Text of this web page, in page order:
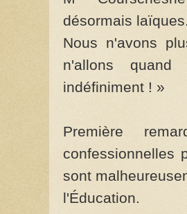
désormais
Nous n'avons
n'allons
indéfiniment ! »
Première
confessionnelles
sont
l'Éducation.